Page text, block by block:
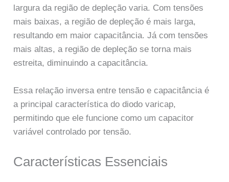
largura da região de depleção varia. Com tensões
mais baixas, a região de depleção é mais larga,
resultando em maior capacitância. Já com tensões
mais altas, a região de depleção se torna mais
estreita, diminuindo a capacitância.
Essa relação inversa entre tensão e capacitância é
a principal característica do diodo varicap,
permitindo que ele funcione como um capacitor
variável controlado por tensão.
Características Essenciais